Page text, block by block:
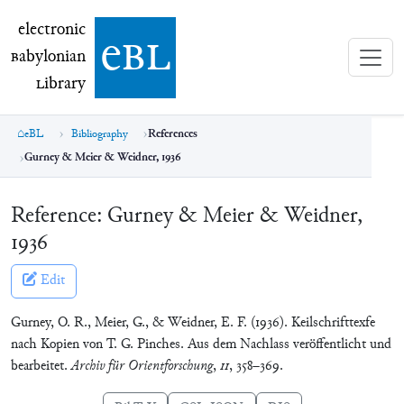
electronic Babylonian Library (eBL)
electronic
Babylonian
Library ebl
eBL Bibliography
References
Gurney & Meier & Weidner, 1936
Reference: Gurney & Meier & Weidner,
1936
Edit
Gurney, O. R., Meier, G., & Weidner, E. F. (1936). Keilschrifttexfe
nach Kopien von T. G. Pinches. Aus dem Nachlass veröffentlicht und
bearbeitet.Archiv für Orientforschung,11, 358–369.